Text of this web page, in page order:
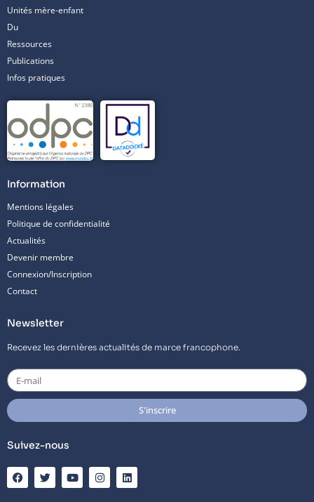
Unités mère-enfant
Du
Ressources
Publications
Infos pratiques
Information
Mentions légales
Politique de confidentialité
Actualités
Devenir membre
Connexion/Inscription
Contact
Newsletter
Recevez les dernières actualités de marce francophone.
E-
mail
S'inscrire
Suivez-nous
F
a
c
T
w
i
Y
o
u
I
n
s
L
i
n